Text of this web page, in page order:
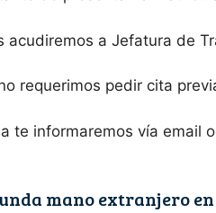
a Jefatura de
requerimos pedir cita
te informaremos vía
mano extranjero